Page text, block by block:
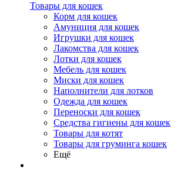
Товары для кошек
Корм для кошек
Амуниция для кошек
Игрушки для кошек
Лакомства для кошек
Лотки для кошек
Мебель для кошек
Миски для кошек
Наполнители для лотков
Одежда для кошек
Переноски для кошек
Средства гигиены для кошек
Товары для котят
Товары для груминга кошек
Ещё